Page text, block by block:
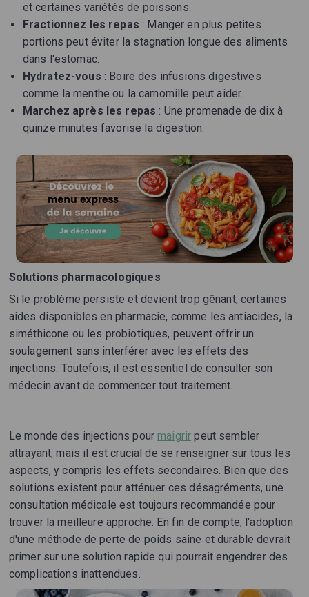
et certaines variétés de poissons.
Fractionnez les repas : Manger en plus petites
portions peut éviter la stagnation longue des aliments
dans l'estomac.
Hydratez-vous : Boire des infusions digestives
comme la menthe ou la camomille peut aider.
Marchez après les repas : Une promenade de dix à
quinze minutes favorise la digestion.
Solutions pharmacologiques
Si le problème persiste et devient trop gênant, certaines
aides disponibles en pharmacie, comme les antiacides, la
siméthicone ou les probiotiques, peuvent offrir un
soulagement sans interférer avec les effets des
injections. Toutefois, il est essentiel de consulter son
médecin avant de commencer tout traitement.
Le monde des injections pourmaigrir peut sembler
attrayant, mais il est crucial de se renseigner sur tous les
aspects, y compris les effets secondaires. Bien que des
solutions existent pour atténuer ces désagréments, une
consultation médicale est toujours recommandée pour
trouver la meilleure approche. En fin de compte, l'adoption
d'une méthode de perte de poids saine et durable devrait
primer sur une solution rapide qui pourrait engendrer des
complications inattendues.